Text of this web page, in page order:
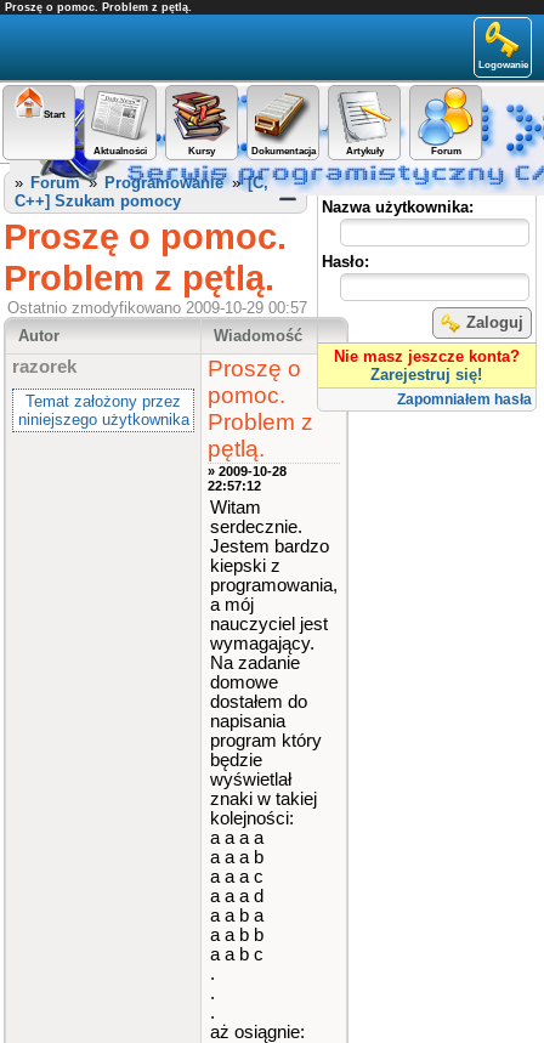
Proszę o pomoc. Problem z pętlą.
Logowanie
Start
Aktualności Kursy Dokumentacja Artykuły Forum
Panel użytkownika
Nazwa użytkownika:
Hasło:
Zaloguj
Nie masz jeszcze konta?
Zarejestruj się!
Zapomniałem hasła
» Forum» Programowanie»[C,
C++] Szukam pomocy
Proszę o pomoc.
Problem z pętlą.
Ostatnio zmodyfikowano 2009-10-29 00:57
Autor
Wiadomość
razorek
Temat założony przez
niniejszego użytkownika
Proszę o
pomoc.
Problem z
pętlą.
» 2009-10-28
22:57:12
Witam
serdecznie.
Jestem bardzo
kiepski z
programowania,
a mój
nauczyciel jest
wymagający.
Na zadanie
domowe
dostałem do
napisania
program który
będzie
wyświetlał
znaki w takiej
kolejności:
a a a a
a a a b
a a a c
a a a d
a a b a
a a b b
a a b c
.
.
.
aż osiągnie: